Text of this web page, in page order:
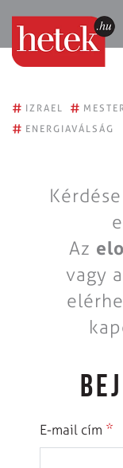
# IZRAEL #
# ENERGIAVÁLSÁG
Az
vagy a
E-mail cím *